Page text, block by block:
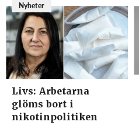
Nyheter
Livs: Arbetarna
glöms bort i
nikotinpolitiken